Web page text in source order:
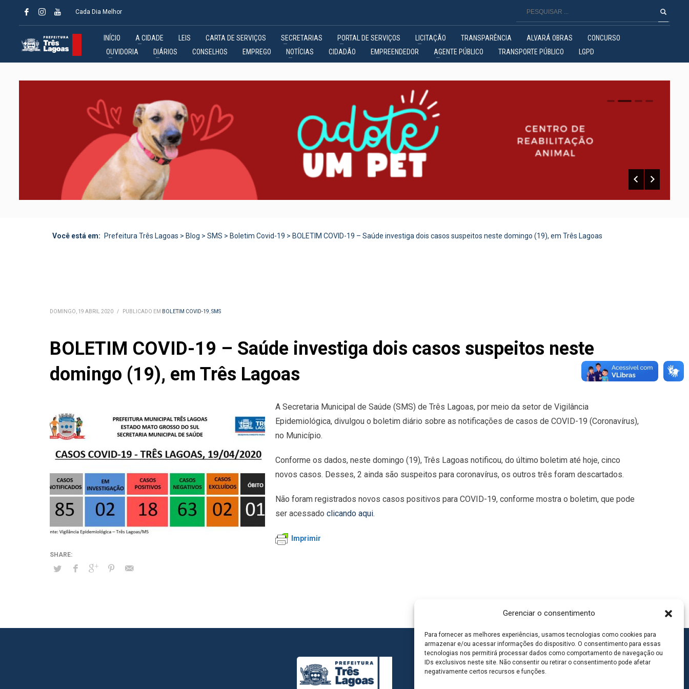
Gerenciar o consentimento
Para fornecer as melhores experiências, usamos tecnologias como cookies para
armazenar e/ou acessar informações do dispositivo. O consentimento para essas
tecnologias nos permitirá processar dados como comportamento de navegação ou
IDs exclusivos neste site. Não consentir ou retirar o consentimento pode afetar
negativamente certos recursos e funções.
Cada Dia Melhor
INÍCIO A CIDADE LEIS CARTA DE SERVIÇOS SECRETARIAS PORTAL DE SERVIÇOS LICITAÇÃO TRANSPARÊNCIA ALVARÁ OBRAS
CONCURSO
OUVIDORIA
DIÁRIOS CONSELHOS EMPREGO NOTÍCIAS CIDADÃO EMPREENDEDOR AGENTE PÚBLICO TRANSPORTE PÚBLICO LGPD
0 1 2
Você está em: Prefeitura Três Lagoas > Blog > SMS > Boletim Covid-19 > BOLETIM COVID-19 – Saúde investiga dois casos suspeitos neste domingo (19), em Três Lagoas
DOMINGO, 19 ABRIL 2020 / PUBLICADO EM BOLETIM COVID-19,SMS
BOLETIM COVID-19 – Saúde investiga dois casos suspeitos neste
domingo (19), em Três Lagoas
A Secretaria Municipal de Saúde (SMS) de Três Lagoas, por meio da setor de Vigilância
Epidemiológica, divulgou o boletim diário sobre as notificações de casos de COVID-19 (Coronavírus),
no Município.
Conforme os dados, neste domingo (19), Três Lagoas notificou, do último boletim até hoje, cinco
novos casos. Desses, 2 ainda são suspeitos para coronavírus, os outros três foram descartados.
Não foram registrados novos casos positivos para COVID-19, conforme mostra o boletim, que pode
ser acessado clicando aqui.
Imprimir